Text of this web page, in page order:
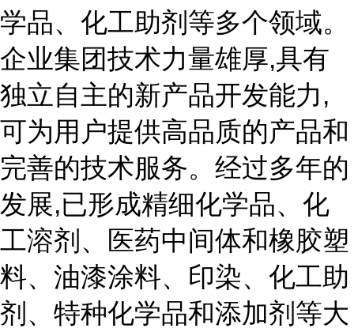
学品、化工助剂等多个领域。
企业集团技术力量雄厚,具有
独立自主的新产品开发能力,
可为用户提供高品质的产品和
完善的技术服务。经过多年的
发展,已形成精细化学品、化
工溶剂、医药中间体和橡胶塑
料、油漆涂料、印染、化工助
剂、特种化学品和添加剂等大